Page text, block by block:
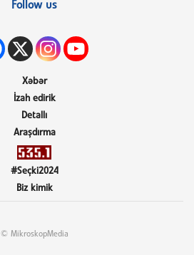
Follow us
Xəbər
İzah edirik
Detallı
Araşdırma
#Seçki2024
Biz kimik
© MikroskopMedia